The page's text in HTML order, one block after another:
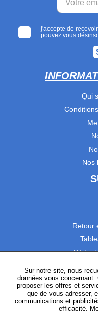
j'accepte de
pouvez vous
Qui
Nos
Retour
Sur notre site, nous
données vous
proposer les offres et
que de vous adresser,
communications et
efficacité.